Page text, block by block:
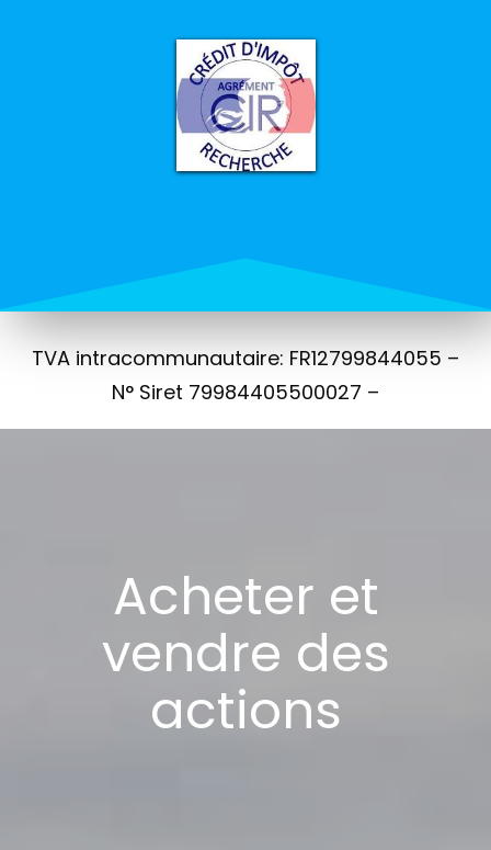
TVA intracommunautaire: FR12799844055 –
N° Siret 79984405500027 –
Acheter et
vendre des
actions